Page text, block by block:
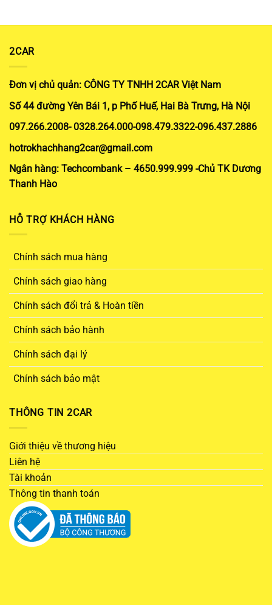
2CAR
Đơn vị chủ quản: CÔNG TY TNHH 2CAR Việt Nam
Số 44 đường Yên Bái 1, p Phố Huế, Hai Bà Trưng, Hà Nội
097.266.2008- 0328.264.000-098.479.3322-096.437.2886
hotrokhachhang2car@gmail.com
Ngân hàng: Techcombank – 4650.999.999 -Chủ TK Dương
Thanh Hào
HỖ TRỢ KHÁCH HÀNG
Chính sách mua hàng
Chính sách giao hàng
Chính sách đổi trả & Hoàn tiền
Chính sách bảo hành
Chính sách đại lý
Chính sách bảo mật
THÔNG TIN 2CAR
Giới thiệu về thương hiệu
Liên hệ
Tài khoản
Thông tin thanh toán